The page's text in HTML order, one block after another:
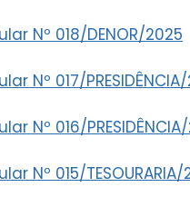
Nº 018/DENOR/2025
Nº 017/
Nº 016/
Nº 015/TESOURARIA/